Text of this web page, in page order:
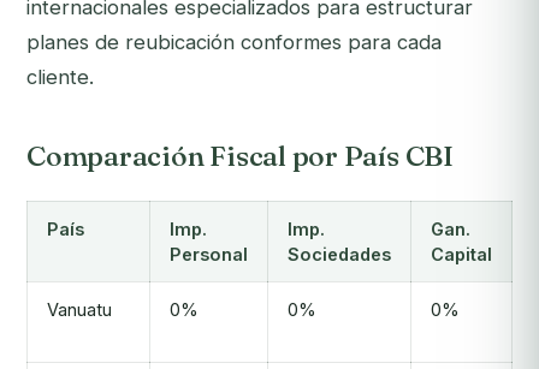
internacionales especializados para estructurar
planes de reubicación conformes para cada
cliente.
Comparación Fiscal por País CBI
País
Imp.
Personal
Imp.
Sociedades
Gan.
Capital
Vanuatu 0% 0% 0%